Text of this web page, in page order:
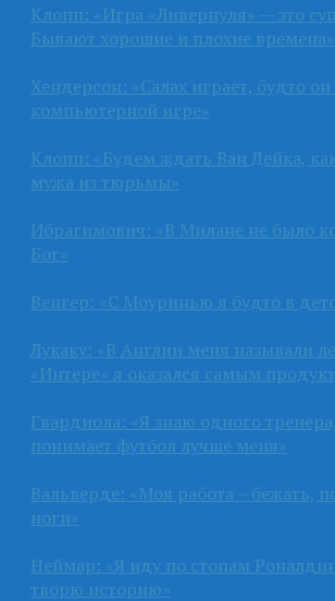
Клопп: «Игра «Ливерпуля» — это
Бывают хорошие и плохие времена»
Хендерсон: «Салах играет, будто он
компьютерной игре»
Клопп: «Будем ждать Ван Дейка,
мужа из тюрьмы»
Ибрагимович: «В Милане не было
Бог»
Венгер: «С Моуринью я будто в
Лукаку: «В Англии меня называли
«Интере» я оказался самым
Гвардиола: «Я знаю одного
понимает футбол лучше меня»
Вальверде: «Моя работа – бежать,
ноги»
Неймар: «Я иду по стопам
творю историю»